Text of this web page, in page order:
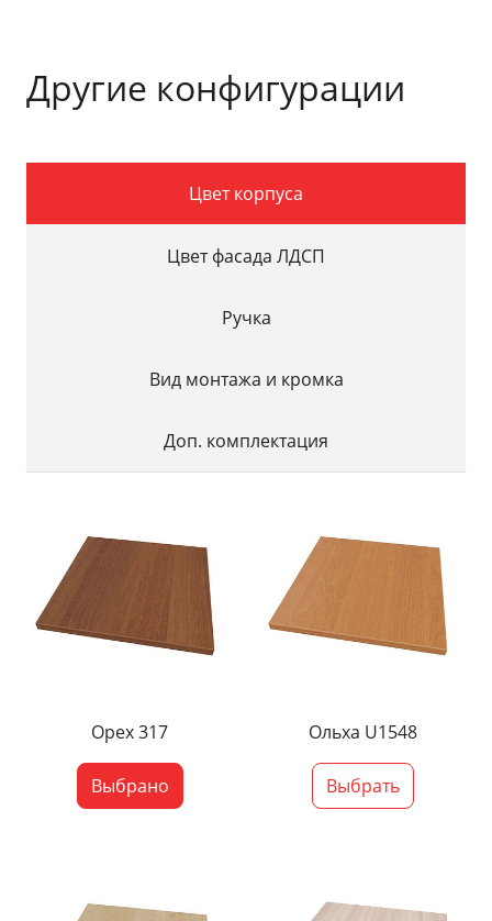
Другие конфигурации
Цвет корпуса
Цвет фасада ЛДСП
Ручка
Вид монтажа и кромка
Доп. комплектация
Орех 317
Выбрано
Ольха U1548
Выбрать